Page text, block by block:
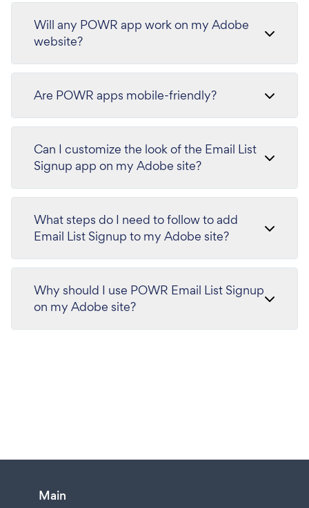
Will any POWR app work on my Adobe
website?
Are POWR apps mobile-friendly?
Can I customize the look of the Email List
Signup app on my Adobe site?
What steps do I need to follow to add
Email List Signup to my Adobe site?
Why should I use POWR Email List Signup
on my Adobe site?
Main